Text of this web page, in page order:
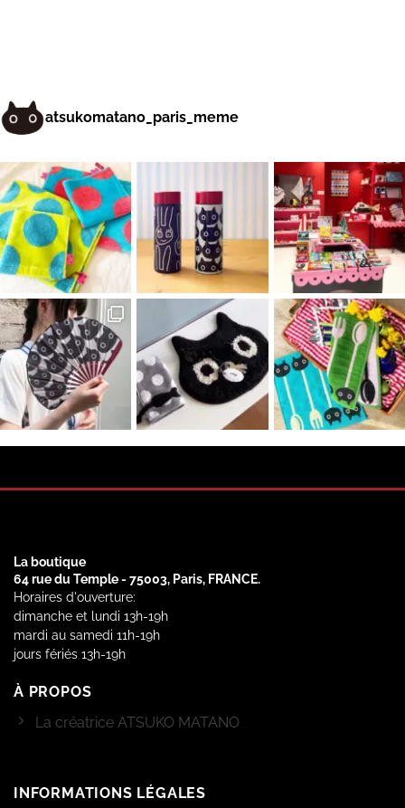
atsukomatano_paris_meme
La boutique
64 rue du Temple - 75003, Paris, FRANCE.
Horaires d'ouverture:
dimanche et lundi 13h-19h
mardi au samedi 11h-19h
jours fériés 13h-19h
À PROPOS
La créatrice ATSUKO MATANO
INFORMATIONS LÉGALES